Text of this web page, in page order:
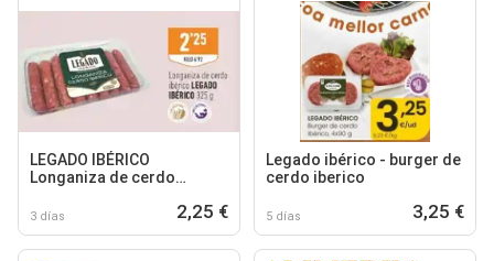
LEGADO IBÉRICO
Longaniza de cerdo
3 días 2,25 €
Legado ibérico - burger de
cerdo iberico
5 días 3,25 €